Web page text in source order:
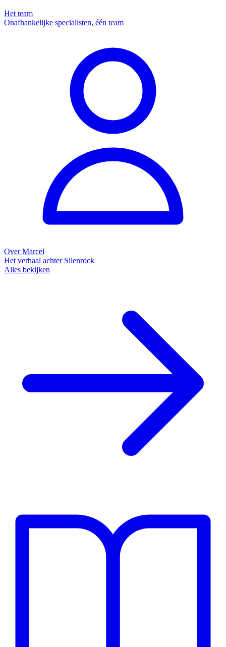
Het team
Onafhankelijke specialisten, één team
Over Marcel
Het verhaal achter Silenrock
Alles bekijken